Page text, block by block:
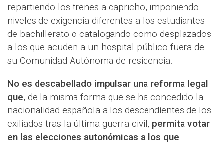
repartiendo los trenes a capricho, imponiendo
niveles de exigencia diferentes a los estudiantes
de bachillerato o catalogando como desplazados
a los que acuden a un hospital público fuera de
su Comunidad Autónoma de residencia.
No es descabellado impulsar una reforma legal
que, de la misma forma que se ha concedido la
nacionalidad española a los descendientes de los
exiliados tras la última guerra civil, permita votar
en las elecciones autonómicas a los que